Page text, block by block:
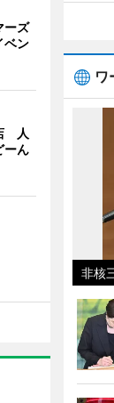
ーズ
ベン
人
ーん
ワ
非核